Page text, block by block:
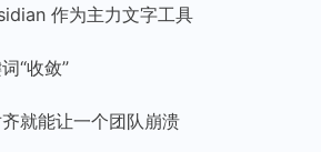
作为主力文字工具
“收敛”
就能让一个团队崩溃